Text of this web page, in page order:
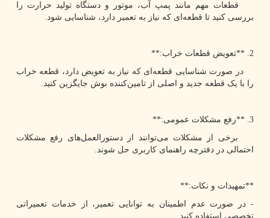
قطعات مهم مانند پمپ آب، موتور و دستگاه تولید حرارت را
بررسی کنید تا قطعه‌ای که نیاز به تعمیر دارد، شناسایی شود.
2. **تعویض قطعات خراب:**
در صورت شناسایی قطعه‌ای که نیاز به تعویض دارد، قطعه خراب
را با یک قطعه جدید و اصلی از تامین‌کننده بوش جایگزین کنید.
3. **رفع مشکلات عمومی:**
برخی از مشکلات می‌توانند از دستورالعمل‌های رفع مشکلات
احتمالی در دفترچه راهنمای کاربری حل شوند.
**تمهیدات و نکات:**
- در صورت عدم اطمینان به توانایی تعمیر، از خدمات تعمیراتی
تخصصی استفاده کنید.